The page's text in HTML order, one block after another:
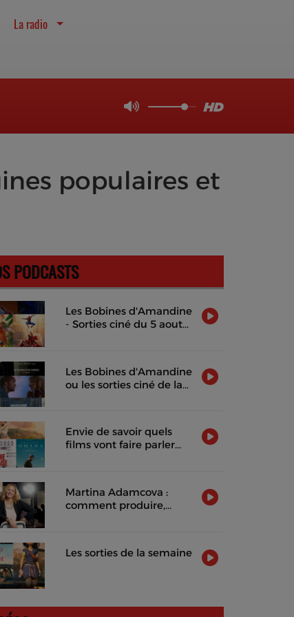
La radio
populaires et
PODCASTS
Les Bobines d'Amandine
- Sorties ciné du 5 aout
Les Bobines d'Amandine
ou les sorties ciné de la
Envie de savoir quels
films vont faire parler
Martina Adamcova :
comment produire,
Les sorties de la semaine